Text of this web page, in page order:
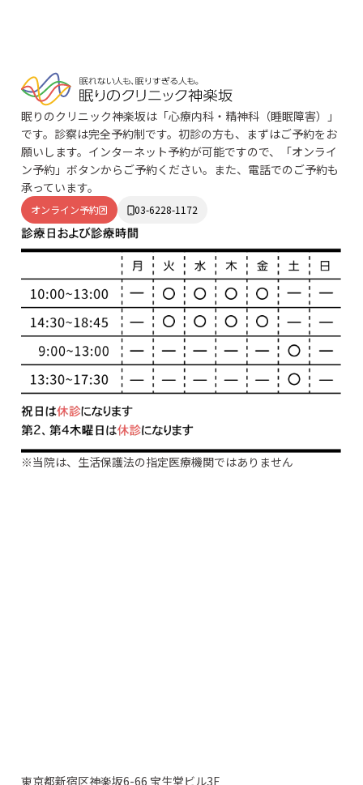
眠りのクリニック神楽坂は「心療内科・精神科（睡眠障害）」
です。診察は完全予約制です。初診の方も、まずはご予約をお
願いします。インターネット予約が可能ですので、「オンライ
ン予約」ボタンからご予約ください。また、電話でのご予約も
承っています。
オンライン予約 03-6228-1172
※当院は、生活保護法の指定医療機関ではありません
東京都新宿区神楽坂6-66 宝生堂ビル3F